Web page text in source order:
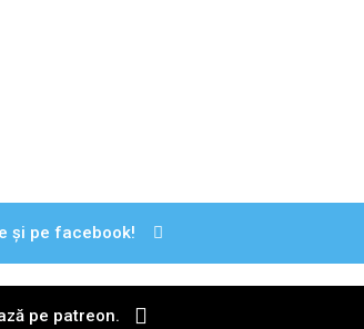
și pe facebook!
pe patreon.